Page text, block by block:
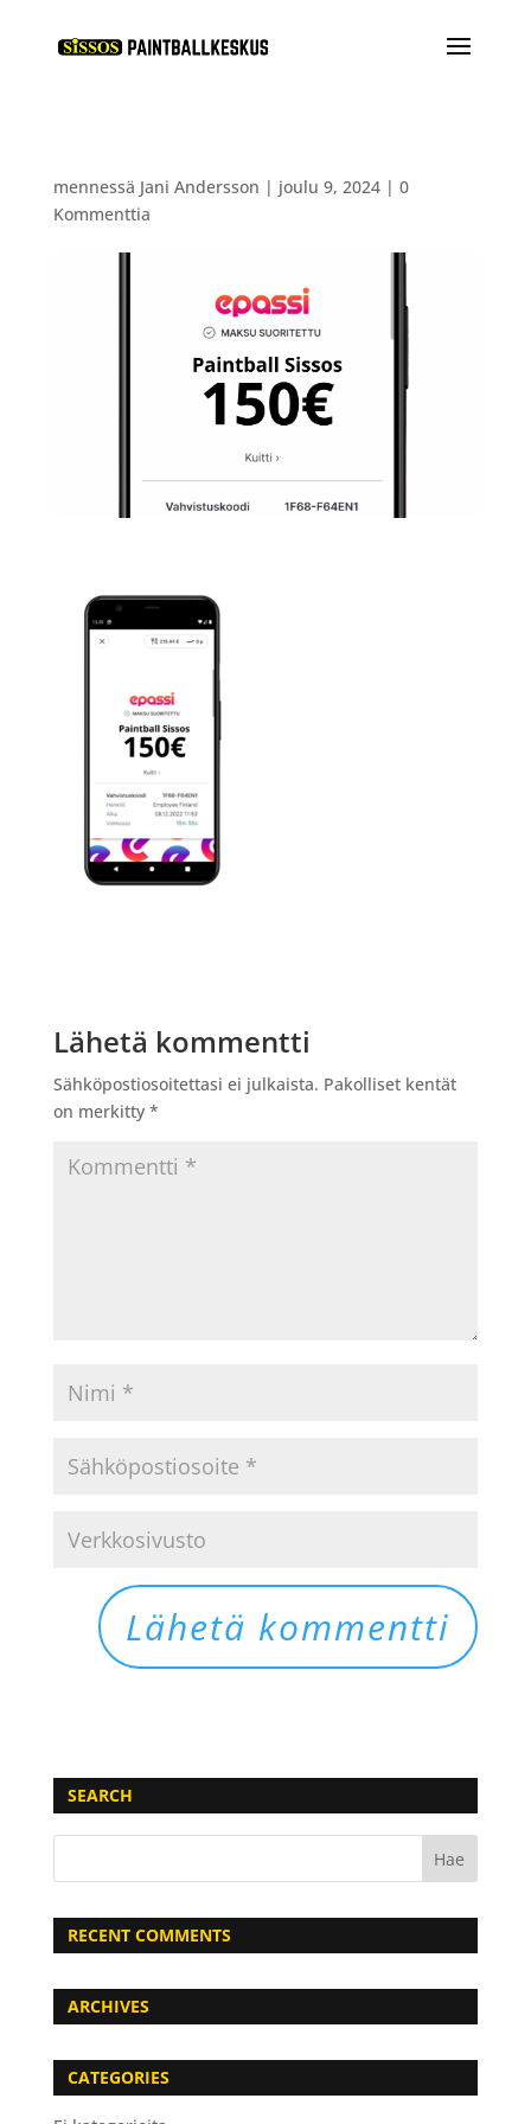
mennessä Jani Andersson | joulu 9, 2024| 0
Kommenttia
Lähetä kommentti
Sähköpostiosoitettasi ei julkaista. Pakolliset kentät
on merkitty *
SEARCH
RECENT COMMENTS
ARCHIVES
CATEGORIES